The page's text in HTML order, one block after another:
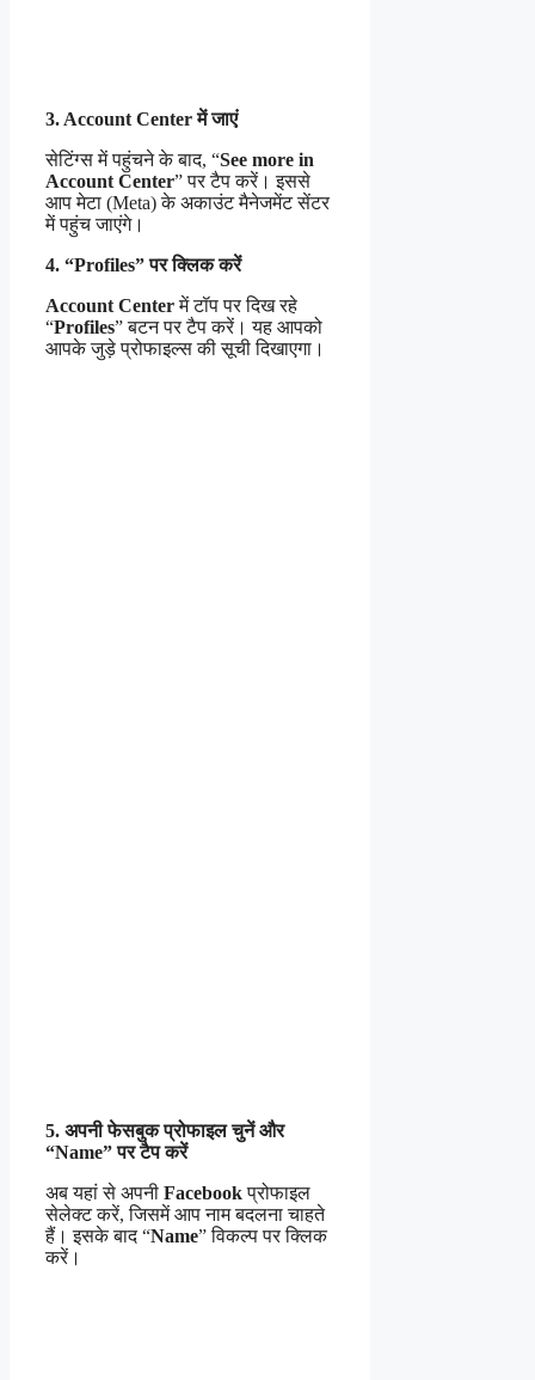
3. Account Center में जाएं
सेटिंग्स में पहुंचने के बाद, “See more in
Account Center” पर टैप करें। इससे
आप मेटा (Meta) के अकाउंट मैनेजमेंट सेंटर
में पहुंच जाएंगे।
4. “Profiles” पर क्लिक करें
Account Centerमें टॉप पर दिख रहे
“Profiles” बटन पर टैप करें। यह आपको
आपके जुड़े प्रोफाइल्स की सूची दिखाएगा।
5. अपनी फेसबुक प्रोफाइल चुनें और
“Name” पर टैप करें
अब यहां से अपनी Facebookप्रोफाइल
सेलेक्ट करें, जिसमें आप नाम बदलना चाहते
हैं। इसके बाद “Name” विकल्प पर क्लिक
करें।